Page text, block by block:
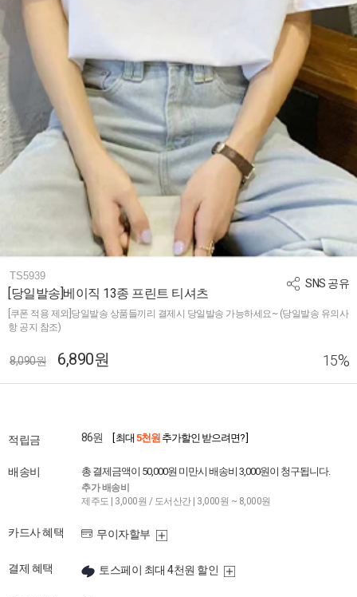
SNS 공유
TS5939
[당일발송]베이직 13종 프린트 티셔츠
[쿠폰 적용 제외]당일발송 상품들끼리 결제시 당일발송 가능하세요~ (당일발송 유의사
항 공지 참조)
8,090원 6,890원 15%
적립금 86원 [ 최대 5천원 추가할인 받으려면? ]
배송비 총 결제금액이 50,000원 미만시 배송비 3,000원이 청구됩니다.
추가 배송비
제주도 | 3,000원 / 도서산간 | 3,000원 ~ 8,000원
카드사 혜택 무이자할부
결제 혜택 토스페이 최대 4천원 할인